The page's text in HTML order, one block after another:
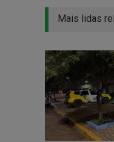
Mais lidas